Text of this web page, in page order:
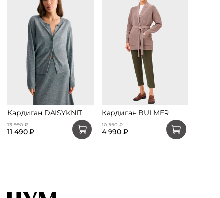
Кардиган DAISYKNIT
13 990 ₽
11 490 ₽
Кардиган BULMER
10 990 ₽
4 990 ₽